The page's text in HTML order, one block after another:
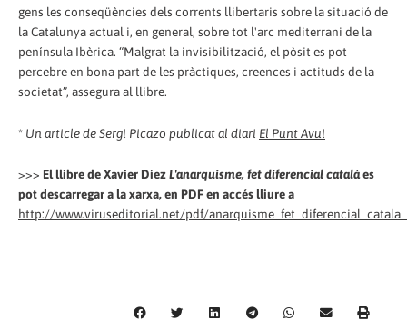
gens les conseqüències dels corrents llibertaris sobre la situació de
la Catalunya actual i, en general, sobre tot l'arc mediterrani de la
península Ibèrica. “Malgrat la invisibilització, el pòsit es pot
percebre en bona part de les pràctiques, creences i actituds de la
societat”, assegura al llibre.
* Un article de Sergi Picazo publicat al diari El Punt Avui
>>> El llibre de Xavier DíezL'anarquisme, fet diferencial catalàes
pot descarregar a la xarxa, en PDF en accés lliure a
http://www.viruseditorial.net/pdf/